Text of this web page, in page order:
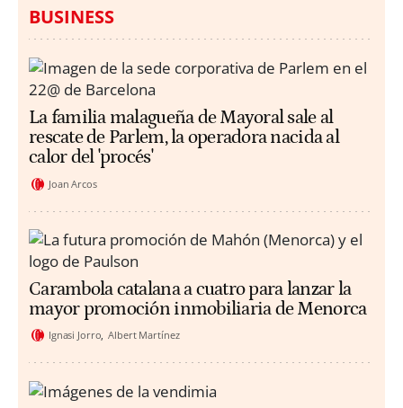
BUSINESS
La familia malagueña de Mayoral sale al
rescate de Parlem, la operadora nacida al
calor del 'procés'
Joan Arcos
Carambola catalana a cuatro para lanzar la
mayor promoción inmobiliaria de Menorca
Ignasi Jorro Albert Martínez